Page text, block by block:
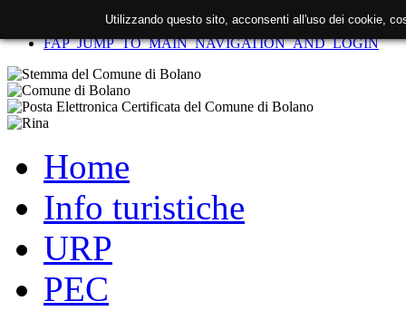
FAP_SKIP_TO_CONTENT
FAP_JUMP_TO_MAIN_NAVIGATION_AND_LOGIN
Home
Info turistiche
URP
PEC
Utilizzando questo sito, acconsenti all'uso dei cookie,